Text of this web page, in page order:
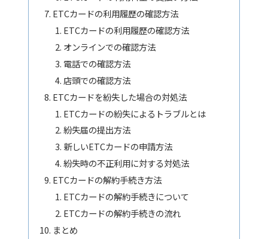
ETCカードの利用履歴の確認方法
ETCカードの利用履歴の確認方法
オンラインでの確認方法
電話での確認方法
店頭での確認方法
ETCカードを紛失した場合の対処法
ETCカードの紛失によるトラブルとは
紛失届の提出方法
新しいETCカードの申請方法
紛失時の不正利用に対する対処法
ETCカードの解約手続き方法
ETCカードの解約手続きについて
ETCカードの解約手続きの流れ
まとめ